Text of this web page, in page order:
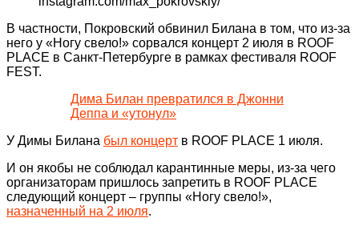
В частности, Покровский обвинил Билана в том, что из-за
него у «Ногу свело!» сорвался концерт 2 июля в ROOF
PLACE в Санкт-Петербурге в рамках фестиваля ROOF
FEST.
Дима Билан превратился в Джонни
Деппа и «утонул»
У Димы Билана был концерт в ROOF PLACE 1 июля.
И он якобы не соблюдал карантинные меры, из-за чего
организаторам пришлось запретить в ROOF PLACE
следующий концерт – группы «Ногу свело!»,
назначенный на 2 июля.